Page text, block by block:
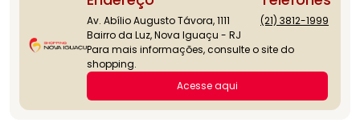
Av. Abílio Augusto Távora, 1111
Bairro da Luz, Nova Iguaçu - RJ
(21) 3812-1999
Para mais informações, consulte o site do
shopping.
Acesse aqui